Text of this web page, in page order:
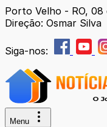
Porto Velho - RO, 08
Direção: Osmar Silva
Siga-nos:
Menu